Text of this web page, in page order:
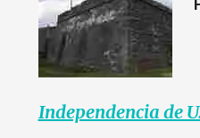
Independencia de